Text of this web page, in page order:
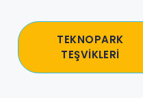
TEKNOPARK
TEŞVİKLERİ